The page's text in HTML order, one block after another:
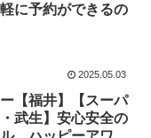
に予約ができるの
2025.05.03
【福井】【スーパ
武生】安心安全の